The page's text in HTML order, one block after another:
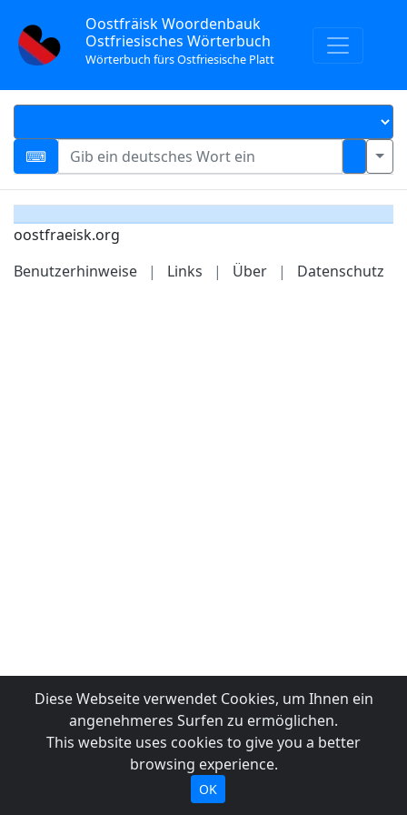
Oostfräisk Woordenbauk
Ostfriesisches Wörterbuch
Wörterbuch fürs Ostfriesische Platt
oostfraeisk.org
Benutzerhinweise
| Links | Über | Datenschutz
Diese Webseite verwendet Cookies, um Ihnen ein
angenehmeres Surfen zu ermöglichen.
This website uses cookies to give you a better
browsing experience.
OK